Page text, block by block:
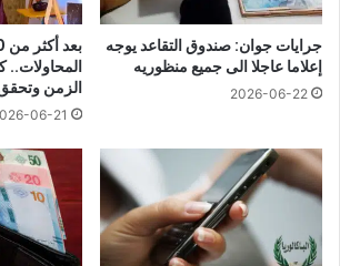
جرايات جوان: صندوق التقاعد يوجه
إعلاما عاجلا الى جميع منظوريه
2026-06-22
المحاولات..
الزمن وتحقق
06-21